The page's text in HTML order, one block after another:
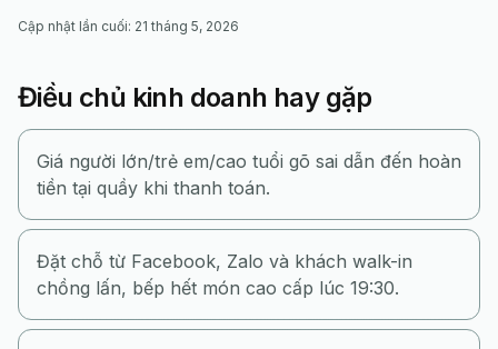
Cập nhật lần cuối: 21 tháng 5, 2026
Điều chủ kinh doanh hay gặp
Giá người lớn/trẻ em/cao tuổi gõ sai dẫn đến hoàn
tiền tại quầy khi thanh toán.
Đặt chỗ từ Facebook, Zalo và khách walk-in
chồng lấn, bếp hết món cao cấp lúc 19:30.